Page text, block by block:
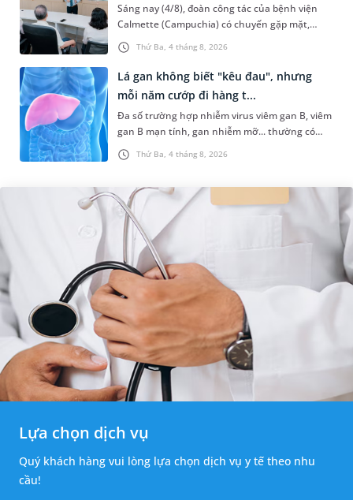
Thứ Ba, 4 tháng 8, 2026
Sáng nay (4/8), đoàn công tác của bệnh viện
Calmette (Campuchia) có chuyến gặp mặt,
tham quan và làm việc tại Hệ thống Y tế
MEDLATEC. Chuyến thăm quan góp ph...
Thứ Ba, 4 tháng 8, 2026
Lá gan không biết "kêu đau", nhưng
mỗi năm cướp đi hàng t...
Đa số trường hợp nhiễm virus viêm gan B, viêm
gan B mạn tính, gan nhiễm mỡ... thường có
dấu hiệu mờ nhạt, hoặc không có dấu hiệu.
Đây có thể là con đường dẫn...
Lựa chọn dịch vụ
Quý khách hàng vui lòng lựa chọn dịch vụ y tế theo nhu
cầu!